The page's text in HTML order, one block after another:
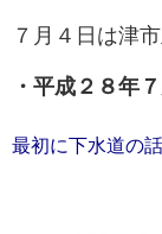
７月４日は津
・平成２８年
最初に下水道の